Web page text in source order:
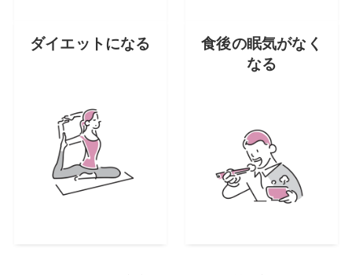
ダイエットになる
食後の眠気がなく
なる